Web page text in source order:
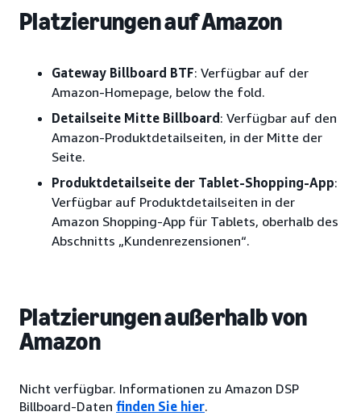
Platzierungen auf Amazon
Gateway Billboard BTF: Verfügbar auf der
Amazon-Homepage, below the fold.
Detailseite Mitte Billboard : Verfügbar auf den
Amazon-Produktdetailseiten, in der Mitte der
Seite.
Produktdetailseite der Tablet-Shopping-App:
Verfügbar auf Produktdetailseiten in der
Amazon Shopping-App für Tablets, oberhalb des
Abschnitts „Kundenrezensionen“.
Platzierungen außerhalb von
Amazon
Nicht verfügbar. Informationen zu Amazon DSP
Billboard-Daten finden Sie hier.